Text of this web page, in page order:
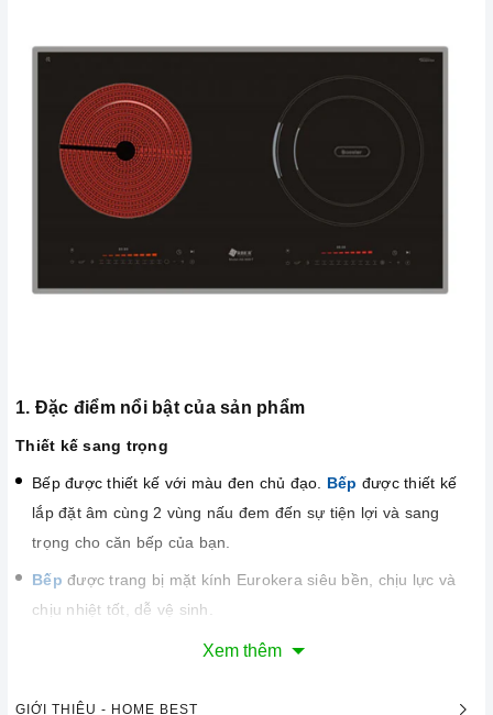
1. Đặc điểm nổi bật của sản phẩm
Thiết kế sang trọng
Bếp được thiết kế với màu đen chủ đạo. Bếp được thiết kế
lắp đặt âm cùng 2 vùng nấu đem đến sự tiện lợi và sang
trọng cho căn bếp của bạn.
Bếp được trang bị mặt kính Eurokera siêu bền, chịu lực và
chịu nhiệt tốt, dễ vệ sinh.
Xem thêm
GIỚI THIỆU - HOME BEST